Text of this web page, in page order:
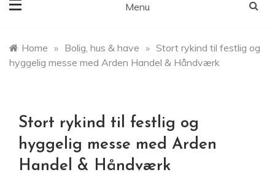
Menu
Home » Bolig, hus & have » Stort rykind til festlig og
hyggelig messe med Arden Handel & Håndværk
Stort rykind til festlig og
hyggelig messe med Arden
Handel & Håndværk